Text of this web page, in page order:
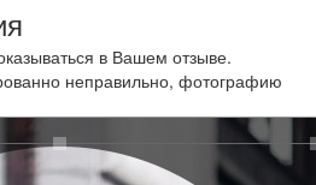
в Вашем отзыве.
неправильно, фотографию